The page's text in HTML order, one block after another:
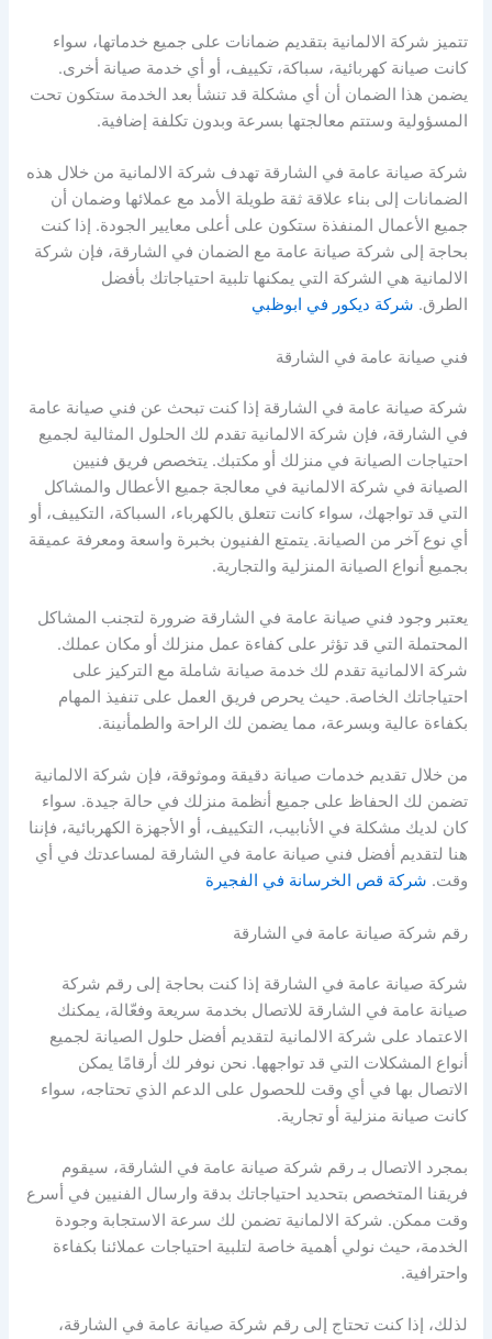
تتميز شركة الالمانية بتقديم ضمانات على جميع خدماتها، سواء
كانت صيانة كهربائية، سباكة، تكييف، أو أي خدمة صيانة أخرى.
يضمن هذا الضمان أن أي مشكلة قد تنشأ بعد الخدمة ستكون تحت
المسؤولية وستتم معالجتها بسرعة وبدون تكلفة إضافية.
شركة صيانة عامة في الشارقة تهدف شركة الالمانية من خلال هذه
الضمانات إلى بناء علاقة ثقة طويلة الأمد مع عملائها وضمان أن
جميع الأعمال المنفذة ستكون على أعلى معايير الجودة. إذا كنت
بحاجة إلى شركة صيانة عامة مع الضمان في الشارقة، فإن شركة
الالمانية هي الشركة التي يمكنها تلبية احتياجاتك بأفضل
الطرق. شركة ديكور في ابوظبي
فني صيانة عامة في الشارقة
شركة صيانة عامة في الشارقة إذا كنت تبحث عن فني صيانة عامة
في الشارقة، فإن شركة الالمانية تقدم لك الحلول المثالية لجميع
احتياجات الصيانة في منزلك أو مكتبك. يتخصص فريق فنيين
الصيانة في شركة الالمانية في معالجة جميع الأعطال والمشاكل
التي قد تواجهك، سواء كانت تتعلق بالكهرباء، السباكة، التكييف، أو
أي نوع آخر من الصيانة. يتمتع الفنيون بخبرة واسعة ومعرفة عميقة
بجميع أنواع الصيانة المنزلية والتجارية.
يعتبر وجود فني صيانة عامة في الشارقة ضرورة لتجنب المشاكل
المحتملة التي قد تؤثر على كفاءة عمل منزلك أو مكان عملك.
شركة الالمانية تقدم لك خدمة صيانة شاملة مع التركيز على
احتياجاتك الخاصة. حيث يحرص فريق العمل على تنفيذ المهام
بكفاءة عالية وبسرعة، مما يضمن لك الراحة والطمأنينة.
من خلال تقديم خدمات صيانة دقيقة وموثوقة، فإن شركة الالمانية
تضمن لك الحفاظ على جميع أنظمة منزلك في حالة جيدة. سواء
كان لديك مشكلة في الأنابيب، التكييف، أو الأجهزة الكهربائية، فإننا
هنا لتقديم أفضل فني صيانة عامة في الشارقة لمساعدتك في أي
وقت. شركة قص الخرسانة في الفجيرة
رقم شركة صيانة عامة في الشارقة
شركة صيانة عامة في الشارقة إذا كنت بحاجة إلى رقم شركة
صيانة عامة في الشارقة للاتصال بخدمة سريعة وفعّالة، يمكنك
الاعتماد على شركة الالمانية لتقديم أفضل حلول الصيانة لجميع
أنواع المشكلات التي قد تواجهها. نحن نوفر لك أرقامًا يمكن
الاتصال بها في أي وقت للحصول على الدعم الذي تحتاجه، سواء
كانت صيانة منزلية أو تجارية.
بمجرد الاتصال بـ رقم شركة صيانة عامة في الشارقة، سيقوم
فريقنا المتخصص بتحديد احتياجاتك بدقة وارسال الفنيين في أسرع
وقت ممكن. شركة الالمانية تضمن لك سرعة الاستجابة وجودة
الخدمة، حيث نولي أهمية خاصة لتلبية احتياجات عملائنا بكفاءة
واحترافية.
لذلك، إذا كنت تحتاج إلى رقم شركة صيانة عامة في الشارقة،